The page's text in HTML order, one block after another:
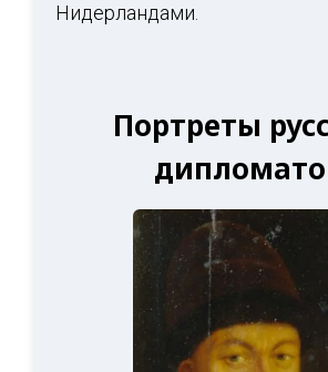
Нидерландами.
Портреты